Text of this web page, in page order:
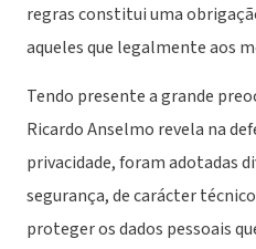
regras constitui uma
aqueles que legalmente aos
Tendo presente a grande
Ricardo Anselmo revela na
privacidade, foram adotadas
segurança, de carácter
proteger os dados pessoais